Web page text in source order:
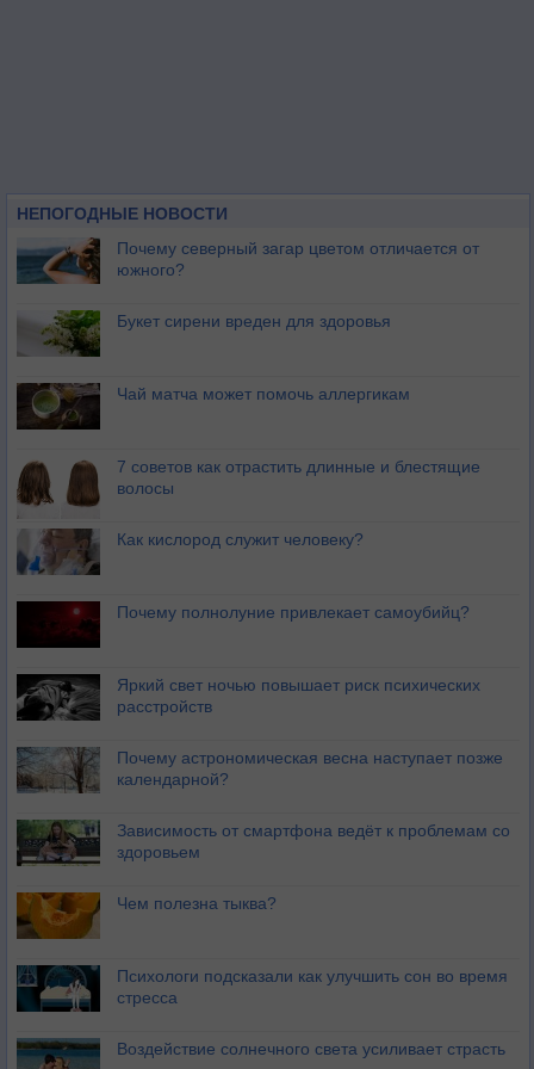
НЕПОГОДНЫЕ НОВОСТИ
Почему северный загар цветом отличается от
южного?
Букет сирени вреден для здоровья
Чай матча может помочь аллергикам
7 советов как отрастить длинные и блестящие
волосы
Как кислород служит человеку?
Почему полнолуние привлекает самоубийц?
Яркий свет ночью повышает риск психических
расстройств
Почему астрономическая весна наступает позже
календарной?
Зависимость от смартфона ведёт к проблемам со
здоровьем
Чем полезна тыква?
Психологи подсказали как улучшить сон во время
стресса
Воздействие солнечного света усиливает страсть